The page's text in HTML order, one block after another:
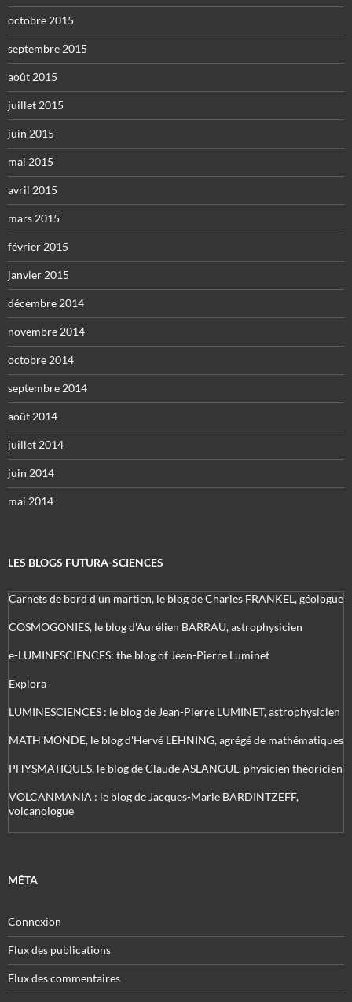
octobre 2015
septembre 2015
août 2015
juillet 2015
juin 2015
mai 2015
avril 2015
mars 2015
février 2015
janvier 2015
décembre 2014
novembre 2014
octobre 2014
septembre 2014
août 2014
juillet 2014
juin 2014
mai 2014
LES BLOGS FUTURA-SCIENCES
Carnets de bord d’un martien, le blog de Charles FRANKEL, géologue
COSMOGONIES, le blog d'Aurélien BARRAU, astrophysicien
e-LUMINESCIENCES: the blog of Jean-Pierre Luminet
Explora
LUMINESCIENCES : le blog de Jean-Pierre LUMINET, astrophysicien
MATH'MONDE, le blog d'Hervé LEHNING, agrégé de mathématiques
PHYSMATIQUES, le blog de Claude ASLANGUL, physicien théoricien
VOLCANMANIA : le blog de Jacques-Marie BARDINTZEFF,
volcanologue
MÉTA
Connexion
Flux des publications
Flux des commentaires